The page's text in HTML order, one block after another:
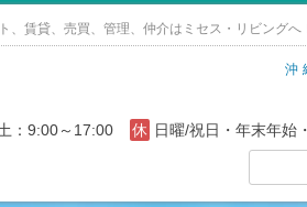
賃貸、売買、管理、仲介はミセス・リビングへ
沖
：9:00～17:00 休 日曜/祝日・年末年始